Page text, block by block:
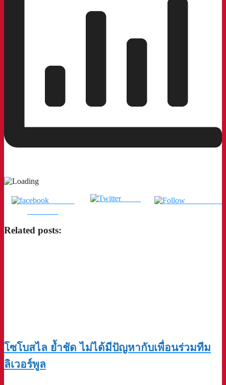
แชร์บน
Tweet
Related posts:
โซโบสไล ย้ำชัด ไม่ได้มีปัญหากับเพื่อนร่วมทีม
ลิเวอร์พูล